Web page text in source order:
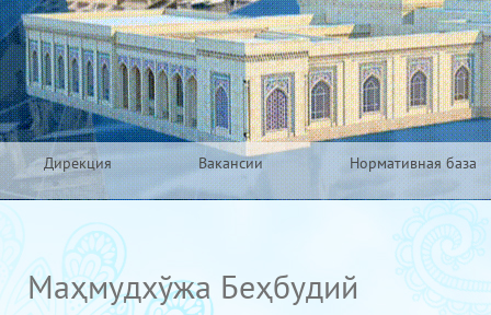
Дирекция Вакансии Нормативная база
Маҳмудхўжа Беҳбудий